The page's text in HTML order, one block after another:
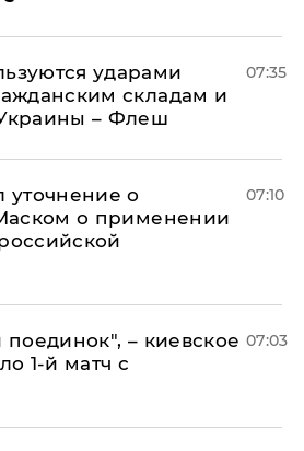
ударами
складам и
– Флеш
07:35
уточнение о
о применении
07:10
– киевское
1-й матч с
07:03